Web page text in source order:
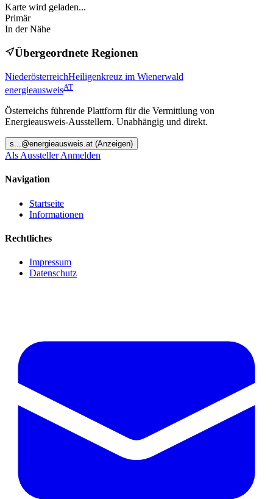
Karte wird geladen...
Primär
In der Nähe
Übergeordnete Regionen
NiederösterreichHeiligenkreuz im Wienerwald
energieausweisAT
Österreichs führende Plattform für die Vermittlung von
Energieausweis-Ausstellern. Unabhängig und direkt.
s...@energieausweis.at (Anzeigen)
Als Aussteller Anmelden
Navigation
Startseite
Informationen
Rechtliches
Impressum
Datenschutz